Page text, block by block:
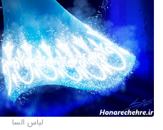
لباس السا